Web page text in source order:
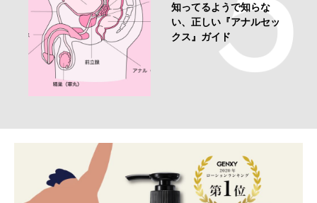
知ってるようで知らな
い、正しい『アナルセッ
クス』ガイド